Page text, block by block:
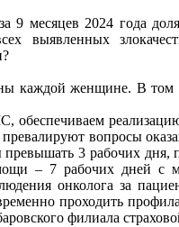
месяцев 2024 года
выявленных
женщине. В том
вопросы
3 рабочих
– 7 рабочих дней с
онколога за
проходить
филиала